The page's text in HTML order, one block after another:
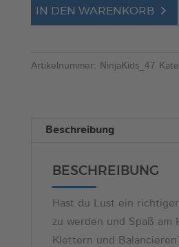
Kurs:
Ninja
(8-
IN DEN WARENKORB
l
Artikelnummer: NinjaKids_47
Beschreibung
BESCHREIBUNG
Hast du Lust ein
zu werden und Spaß am
Klettern und